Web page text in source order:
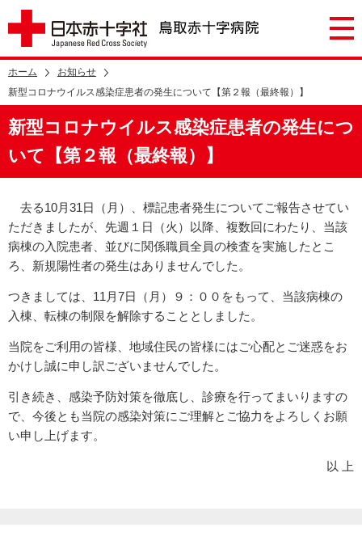
ホーム
お知らせ
新型コロナウイルス感染症患者の発生について【第２報（最終報）】
新型コロナウイルス感染症患者の発生につ
いて【第２報（最終報）】
去る10月31日（月）、標記患者発生についてご報告させてい
ただきましたが、先週１日（火）以降、複数回にわたり、当該
病棟の入院患者、並びに関係職員全員の検査を実施したとこ
ろ、新規陽性者の発生はありませんでした。
つきましては、11月7日（月）９：００をもって、当該病棟の
入棟、転棟の制限を解除することとしました。
当院をご利用の皆様、地域住民の皆様にはご心配とご迷惑をお
かけし誠に申し訳ございませんでした。
引き続き、感染予防対策を徹底し、診療を行ってまいりますの
で、今後とも当院の感染対策にご理解とご協力をよろしくお願
い申し上げます。
以 上